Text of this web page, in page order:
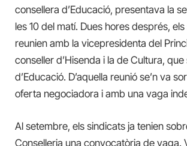
consellera d’Educació, presentava la
les 10 del matí. Dues hores després,
reunien amb la vicepresidenta del
conseller d’Hisenda i la de Cultura, que
d’Educació. D’aquella reunió se’n va
oferta negociadora i amb una vaga
Al setembre, els sindicats ja tenien
Conselleria una convocatòria de vaga.